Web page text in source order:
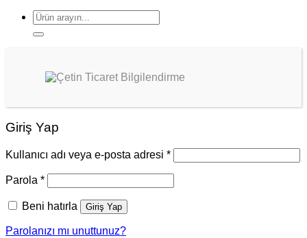
Ara:
Giriş Yap
Kullanıcı adı veya e-posta adresi *
Parola *
Beni hatırla Giriş Yap
Parolanızı mı unuttunuz?